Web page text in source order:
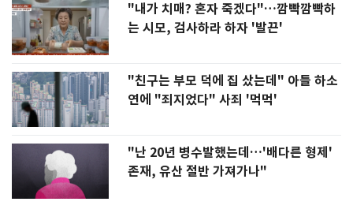
"내가 치매? 혼자 죽겠다"…깜빡깜빡하
는 시모, 검사하라 하자 '발끈'
"친구는 부모 덕에 집 샀는데" 아들 하소
연에 "죄지었다" 사죄 '먹먹'
"난 20년 병수발했는데…'배다른 형제'
존재, 유산 절반 가져가나"